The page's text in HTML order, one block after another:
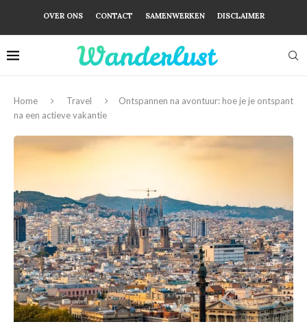
OVER ONS CONTACT SAMENWERKEN DISCLAIMER
Home Travel
Ontspannen na avontuur: hoe je je ontspant
na een actieve vakantie